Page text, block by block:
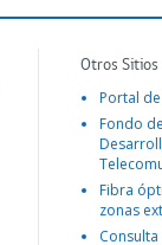
Otros
Portal
Fondo
Fibra
zonas
Consulta